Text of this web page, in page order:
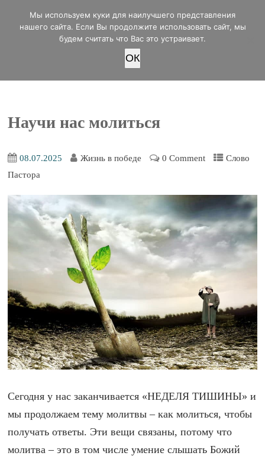
office@lifeinvictory.ru
+7 950 189 4420
Россия, г.Оренбург, ул.Мира 32/2
Научи нас молиться
08.07.2025 Жизнь в победе 0 Comment
Слово
Пастора
Сегодня у нас заканчивается «НЕДЕЛЯ ТИШИНЫ» и
мы продолжаем тему молитвы – как молиться, чтобы
получать ответы. Эти вещи связаны, потому что
молитва – это в том числе умение слышать Божий
Мы используем куки для наилучшего представления
нашего сайта. Если Вы продолжите использовать сайт, мы
будем считать что Вас это устраивает.
OК